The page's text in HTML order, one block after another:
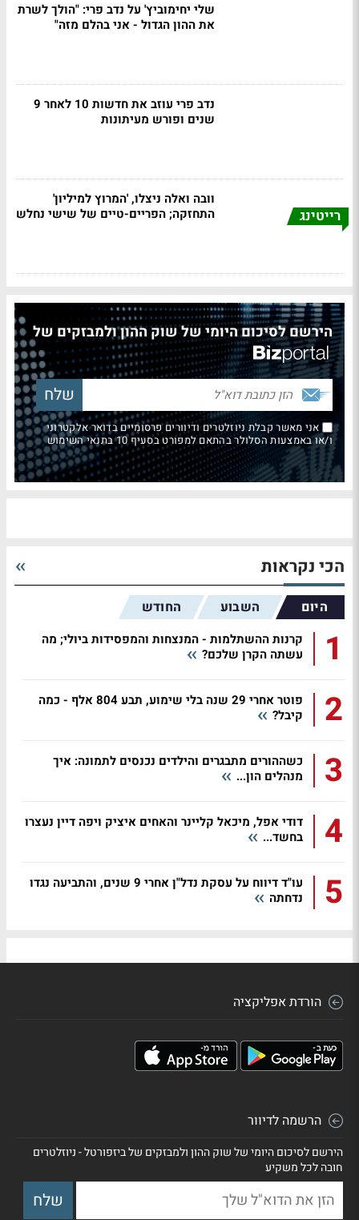
שלי יחימוביץ' על נדב פרי: "הולך לשרת
את ההון הגדול - אני בהלם מזה"
נדב פרי עוזב את חדשות 10 לאחר 9
שנים ופורש מעיתונות
רייטינג
וובה ואלה ניצלו, 'המרוץ למיליון'
התחזקה; הפריים-טיים של שישי נחלש
הירשם לסיכום היומי של שוק ההון ולמבזקים של
אני מאשר קבלת ניוזלטרים ודיוורים פרסומיים בדואר אלקטרוני
ו/או באמצעות הסלולר בהתאם למפורט בסעיף 10 בתנאי השימוש
הכי נקראות
היום השבוע החודש
1
קרנות ההשתלמות - המנצחות והמפסידות ביולי; מה
עשתה הקרן שלכם?
2
פוטר אחרי 29 שנה בלי שימוע, תבע 804 אלף - כמה
קיבל?
3
כשההורים מתבגרים והילדים נכנסים לתמונה: איך
מנהלים הון...
4
דודי אפל, מיכאל קליינר והאחים איציק ויפה דיין נעצרו
בחשד...
5
עו"ד דיווח על עסקת נדל"ן אחרי 9 שנים, והתביעה נגדו
נדחתה
הורדת אפליקציה
הרשמה לדיוור
הירשם לסיכום היומי של שוק ההון ולמבזקים של ביזפורטל - ניוזלטרים
חובה לכל משקיע